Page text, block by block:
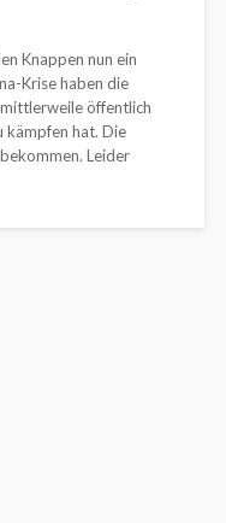
Knappen nun ein
Krise haben die
öffentlich
kämpfen hat. Die
Leider